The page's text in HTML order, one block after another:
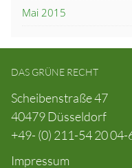
Mai 2015
DAS GRÜNE RECHT
Scheibenstraße 47
40479 Düsseldorf
+49- (0) 211-54 20 04-
Impressum